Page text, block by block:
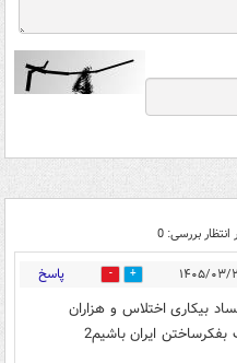
انتظار بررسی: 0
4 پاسخ
بیکاری اختلاس و هزاران
ایران باشیم2